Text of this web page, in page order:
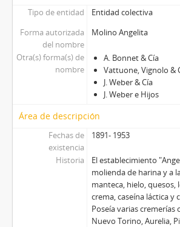
Tipo de entidad
Entidad colectiva
Forma autorizada
del nombre
Molino Angelita
Otra(s) forma(s) de
nombre
A. Bonnet & Cía
Vattuone, Vignolo &
J. Weber & Cía
J. Weber e Hijos
Área de descripción
Fechas de
existencia
1891- 1953
Historia
El establecimiento
molienda de harina y a
manteca, hielo, quesos,
crema, caseína láctica y
Poseía varias
Nuevo Torino, Aurelia,